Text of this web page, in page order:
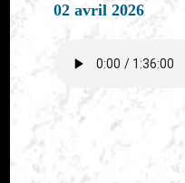
02 avril 2026